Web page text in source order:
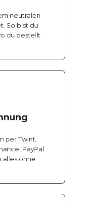
neutralen
So bist du
du bestellt
per Twint,
PayPal
alles ohne